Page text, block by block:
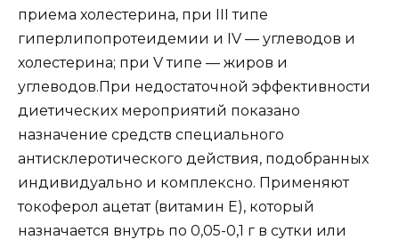
приема холестерина, при III типе
гиперлипопротеидемии и IV — углеводов и
холестерина; при V типе — жиров и
углеводов.При недостаточной эффективности
диетических мероприятий показано
назначение средств специального
антисклеротического действия, подобранных
индивидуально и комплексно. Применяют
токоферол ацетат (витамин Е), который
назначается внутрь по 0,05-0,1 г в сутки или